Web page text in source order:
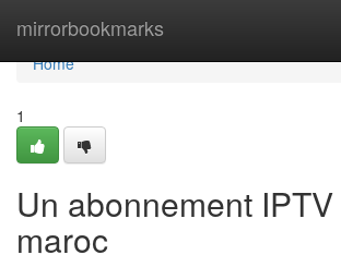
mirrorbookmarks
Home
Home
1
Un abonnement
maroc